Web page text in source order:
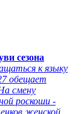
сезона
к языку
обещает
смену
роскоши -
женской